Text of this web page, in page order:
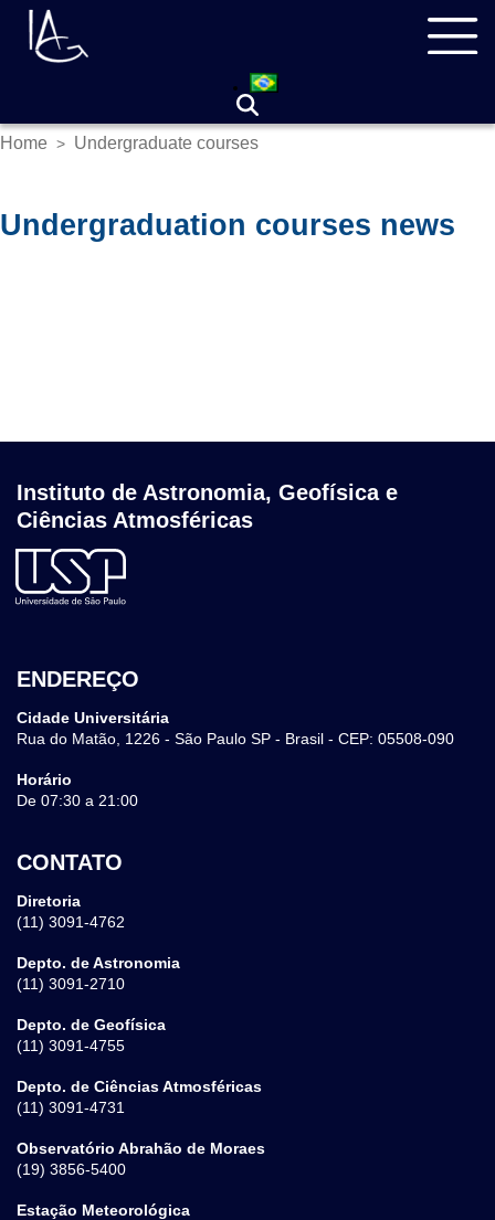
Skip
Breadcrumb
Home > Undergraduate courses
Undergraduation courses news
Instituto de Astronomia, Geofísica e
Ciências Atmosféricas
ENDEREÇO
Cidade Universitária
Rua do Matão, 1226 - São Paulo SP - Brasil - CEP: 05508-090
Horário
De 07:30 a 21:00
CONTATO
Diretoria
(11) 3091-4762
Depto. de Astronomia
(11) 3091-2710
Depto. de Geofísica
(11) 3091-4755
Depto. de Ciências Atmosféricas
(11) 3091-4731
Observatório Abrahão de Moraes
(19) 3856-5400
Estação Meteorológica